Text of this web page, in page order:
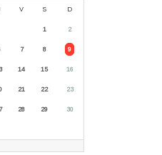
V S D
1 2
7 8 9
14 15 16
21 22 23
28 29 30